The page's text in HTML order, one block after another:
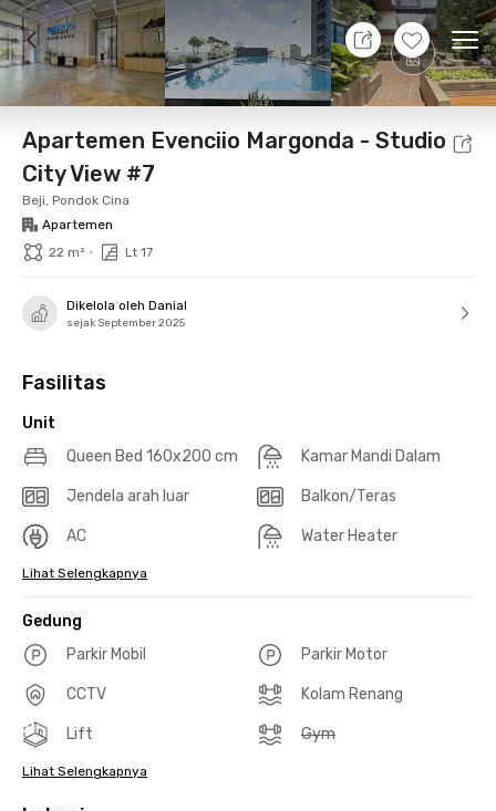
+15
10 Agt 26 - Belum tahu
Foto Fasilitas bersama Lokasi Aturan
Apartemen Evenciio Margonda - Studio
City View #7
Beji, Pondok Cina
Apartemen
22 m² • Lt 17
Dikelola oleh Danial
sejak September 2025
Fasilitas
Unit
Queen Bed 160x200 cm
Kamar Mandi Dalam
Jendela arah luar Balkon/Teras
AC Water Heater
Lihat Selengkapnya
Gedung
Parkir Mobil
Parkir Motor
CCTV Kolam Renang
Lift Gym
Lihat Selengkapnya